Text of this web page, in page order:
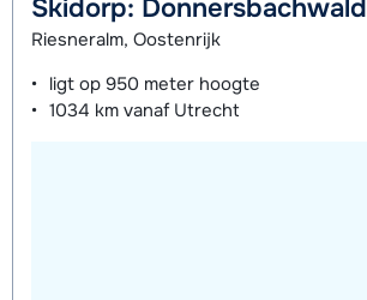
Skidorp: Donnersbachwald
Riesneralm, Oostenrijk
ligt op 950 meter hoogte
1034 km vanaf Utrecht